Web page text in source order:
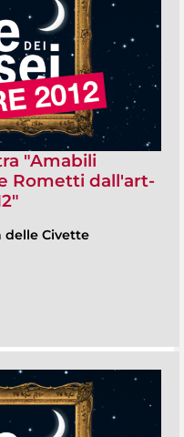
"Amabili
Rometti dall'art-
delle Civette